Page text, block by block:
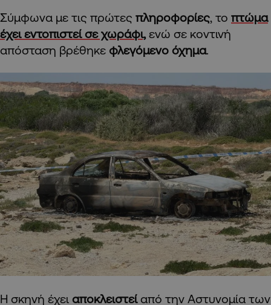
Σύμφωνα με τις πρώτες πληροφορίες, το πτώμα
έχει εντοπιστεί σε χωράφι, ενώ σε κοντινή
απόσταση βρέθηκε φλεγόμενο όχημα.
Η σκηνή έχει αποκλειστεί από την Αστυνομία των